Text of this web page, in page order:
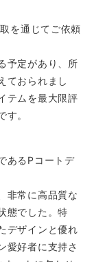
を通じてご依頼
予定があり、所
ておられまし
テムを最大限評
。
あるPコートデ
非常に高品質な
態でした。特
デザインと優れ
愛好者に支持さ